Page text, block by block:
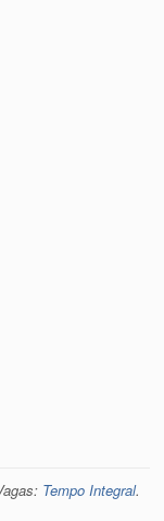
Tempo Integral.